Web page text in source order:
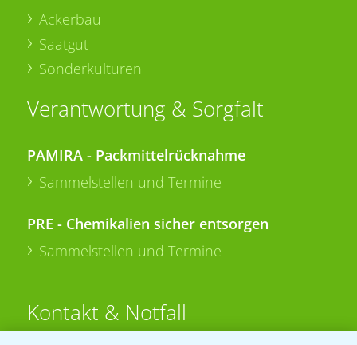
Ackerbau
Saatgut
Sonderkulturen
Verantwortung & Sorgfalt
PAMIRA - Packmittelrücknahme
Sammelstellen und Termine
PRE - Chemikalien sicher entsorgen
Sammelstellen und Termine
Kontakt & Notfall